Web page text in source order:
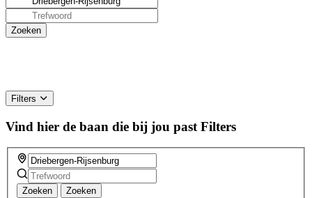
Filters
Vind hier de baan die bij jou past Filters
Zoeken Zoeken